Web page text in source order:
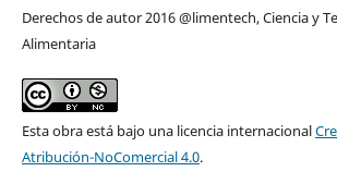
Derechos de autor 2016 @limentech, Ciencia y
Alimentaria
Esta obra está bajo una licencia internacional
Atribución-NoComercial 4.0.